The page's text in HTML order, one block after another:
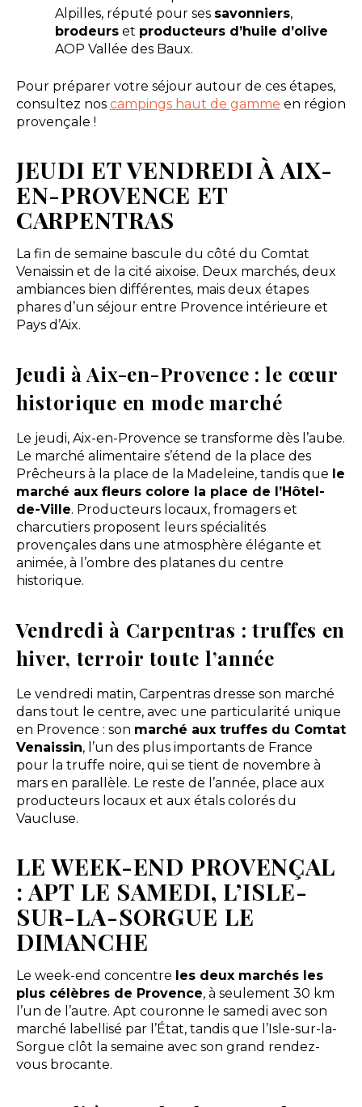
Alpilles, réputé pour ses savonniers,
brodeurset producteurs d’huile d’olive
AOP Vallée des Baux.
Pour préparer votre séjour autour de ces étapes,
consultez nos campings haut de gamme en région
provençale !
JEUDI ET VENDREDI À AIX-
EN-PROVENCE ET
CARPENTRAS
La fin de semaine bascule du côté du Comtat
Venaissin et de la cité aixoise. Deux marchés, deux
ambiances bien différentes, mais deux étapes
phares d’un séjour entre Provence intérieure et
Pays d’Aix.
Jeudi à Aix-en-Provence : le cœur
historique en mode marché
Le jeudi, Aix-en-Provence se transforme dès l’aube.
Le marché alimentaire s’étend de la place des
Prêcheurs à la place de la Madeleine, tandis que le
marché aux fleurs colore la place de l’Hôtel-
de-Ville. Producteurs locaux, fromagers et
charcutiers proposent leurs spécialités
provençales dans une atmosphère élégante et
animée, à l’ombre des platanes du centre
historique.
Vendredi à Carpentras : truffes en
hiver, terroir toute l’année
Le vendredi matin, Carpentras dresse son marché
dans tout le centre, avec une particularité unique
en Provence : son marché aux truffes du Comtat
Venaissin, l’un des plus importants de France
pour la truffe noire, qui se tient de novembre à
mars en parallèle. Le reste de l’année, place aux
producteurs locaux et aux étals colorés du
Vaucluse.
LE WEEK-END PROVENÇAL
: APT LE SAMEDI, L’ISLE-
SUR-LA-SORGUE LE
DIMANCHE
Le week-end concentre les deux marchés les
plus célèbres de Provence, à seulement 30 km
l’un de l’autre. Apt couronne le samedi avec son
marché labellisé par l’État, tandis que l’Isle-sur-la-
Sorgue clôt la semaine avec son grand rendez-
vous brocante.